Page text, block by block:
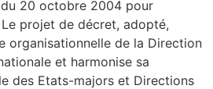
20 octobre 2004 pour
projet de décret, adopté,
organisationnelle de la Direction
et harmonise sa
des Etats-majors et Directions